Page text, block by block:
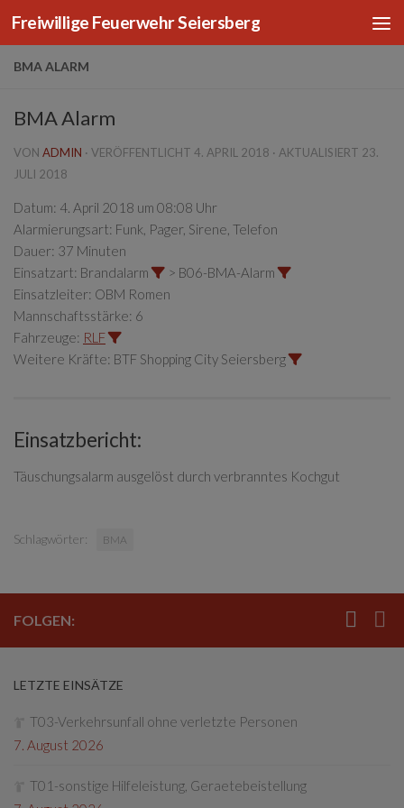
Zum Inhalt springen
Freiwillige Feuerwehr Seiersberg
BMA ALARM
BMA Alarm
VON ADMIN · VERÖFFENTLICHT 4. APRIL 2018 · AKTUALISIERT 23.
JULI 2018
Datum: 4. April 2018 um 08:08 Uhr
Alarmierungsart: Funk, Pager, Sirene, Telefon
Dauer: 37 Minuten
Einsatzart: Brandalarm
> B06-BMA-Alarm
Einsatzleiter: OBM Romen
Mannschaftsstärke: 6
Fahrzeuge: RLF
Weitere Kräfte: BTF Shopping City Seiersberg
Einsatzbericht:
Täuschungsalarm ausgelöst durch verbranntes Kochgut
Schlagwörter: BMA
FOLGEN:
LETZTE EINSÄTZE
T03-Verkehrsunfall ohne verletzte Personen
7. August 2026
T01-sonstige Hilfeleistung, Geraetebeistellung